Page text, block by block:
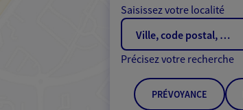
Saisissez votre localité
Précisez votre recherche
PRÉVOYANCE